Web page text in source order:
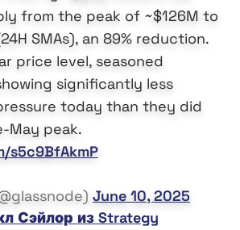
from the peak of ~$126M to
SMAs), an 89% reduction.
price level, seasoned
significantly less
today than they did
May peak.
s5c9BfAkmP
June 10, 2025
Сэйлор из Strategy